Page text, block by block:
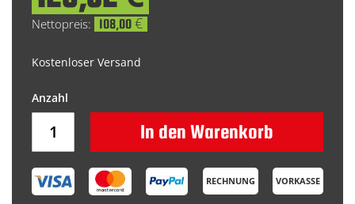
108,00 €
Kostenloser Versand
In den Warenkorb
RECHNUNG VORKASSE
springen